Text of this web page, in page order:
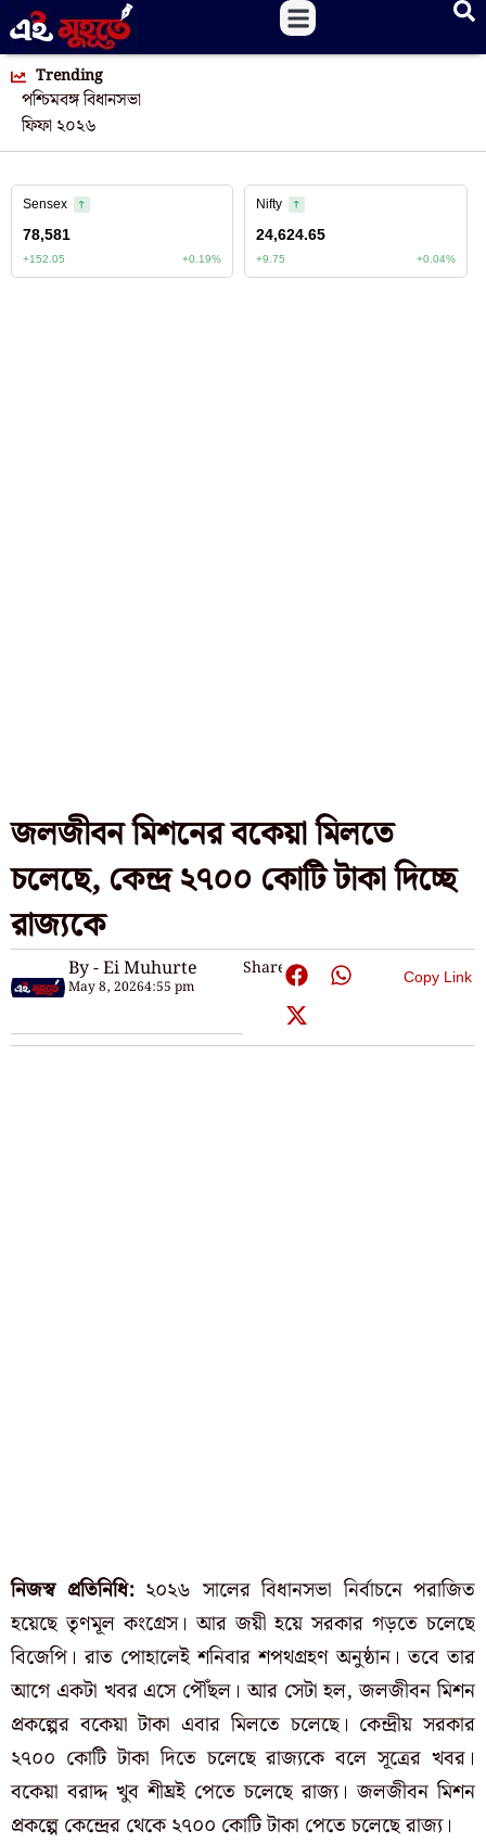
Trending
পশ্চিমবঙ্গ বিধানসভা
ফিফা ২০২৬
জলজীবন মিশনের বকেয়া মিলতে
চলেছে, কেন্দ্র ২৭০০ কোটি টাকা দিচ্ছে
রাজ্যকে
By - Ei Muhurte
May 8, 20264:55 pm
Share: Copy Link
নিজস্ব প্রতিনিধি:২০২৬ সালের বিধানসভা নির্বাচনে পরাজিত
হয়েছে তৃণমূল কংগ্রেস। আর জয়ী হয়ে সরকার গড়তে চলেছে
বিজেপি। রাত পোহালেই শনিবার শপথগ্রহণ অনুষ্ঠান। তবে তার
আগে একটা খবর এসে পৌঁছল। আর সেটা হল, জলজীবন মিশন
প্রকল্পের বকেয়া টাকা এবার মিলতে চলেছে। কেন্দ্রীয় সরকার
২৭০০ কোটি টাকা দিতে চলেছে রাজ্যকে বলে সূত্রের খবর।
বকেয়া বরাদ্দ খুব শীঘ্রই পেতে চলেছে রাজ্য। জলজীবন মিশন
প্রকল্পে কেন্দ্রের থেকে ২৭০০ কোটি টাকা পেতে চলেছে রাজ্য।